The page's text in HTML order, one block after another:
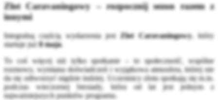
Zlot Caravaningowy – rozpocznij sezon razem z
innymi
Integralną częścią wydarzenia jestZlot Caravaningowy, który
startuje już8 maja.
To coś więcej niż tylko spotkanie – to społeczność, wspólne
rozmowy, wymiana doświadczeń i wyjątkowa atmosfera, której nie
da się odtworzyć nigdzie indziej. Uczestnicy zlotu spotkają się m.in.
podczas wieczornej biesiady, która od lat jest jednym z
najważniejszych punktów programu.